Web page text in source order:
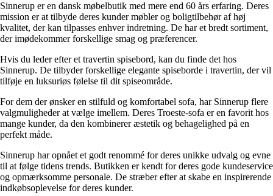
Sinnerup er en dansk møbelbutik med mere end 60 års erfaring. Deres
mission er at tilbyde deres kunder møbler og boligtilbehør af høj
kvalitet, der kan tilpasses enhver indretning. De har et bredt sortiment,
der imødekommer forskellige smag og præferencer.
Hvis du leder efter et travertin spisebord, kan du finde det hos
Sinnerup. De tilbyder forskellige elegante spiseborde i travertin, der vil
tilføje en luksuriøs følelse til dit spiseområde.
For dem der ønsker en stilfuld og komfortabel sofa, har Sinnerup flere
valgmuligheder at vælge imellem. Deres Troeste-sofa er en favorit hos
mange kunder, da den kombinerer æstetik og behagelighed på en
perfekt måde.
Sinnerup har opnået et godt renommé for deres unikke udvalg og evne
til at følge tidens trends. Butikken er kendt for deres gode kundeservice
og opmærksomme personale. De stræber efter at skabe en inspirerende
indkøbsoplevelse for deres kunder.